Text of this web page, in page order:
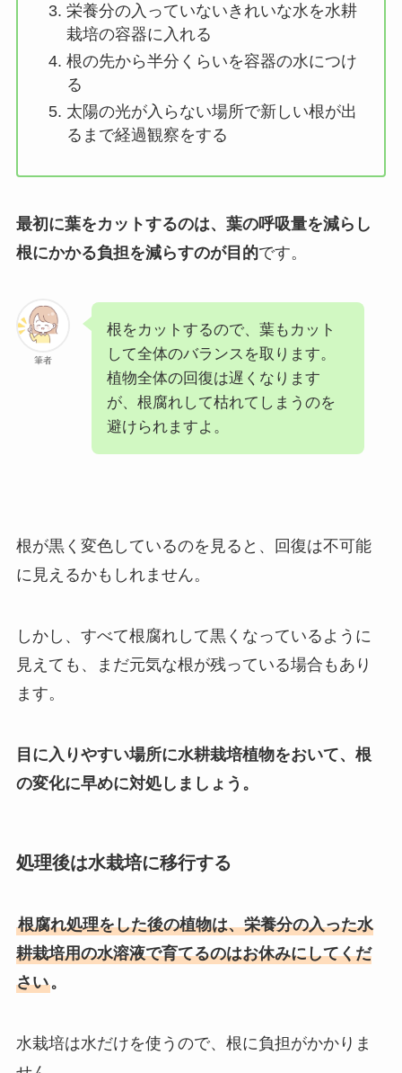
栄養分の入っていないきれいな水を水耕
栽培の容器に入れる
根の先から半分くらいを容器の水につけ
る
太陽の光が入らない場所で新しい根が出
るまで経過観察をする
最初に葉をカットするのは、葉の呼吸量を減らし
根にかかる負担を減らすのが目的です。
筆者
根をカットするので、葉もカット
して全体のバランスを取ります。
植物全体の回復は遅くなります
が、根腐れして枯れてしまうのを
避けられますよ。
根が黒く変色しているのを見ると、回復は不可能
に見えるかもしれません。
しかし、すべて根腐れして黒くなっているように
見えても、まだ元気な根が残っている場合もあり
ます。
目に入りやすい場所に水耕栽培植物をおいて、根
の変化に早めに対処しましょう。
処理後は水栽培に移行する
根腐れ処理をした後の植物は、栄養分の入った水
耕栽培用の水溶液で育てるのはお休みにしてくだ
さい。
水栽培は水だけを使うので、根に負担がかかりま